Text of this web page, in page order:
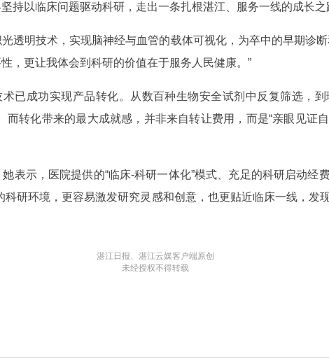
持以临床问题驱动科研，走出一条扎根湛江、服务一线的成长之
透明技术，实现脑神经与血管的载体可视化，为卒中的早期诊
，更让我体会到科研的价值在于服务人民健康。”
已成功实现产品转化。从数百种生物安全试剂中反复筛选，
而转化带来的最大成就感，并非来自转让费用，而是“亲眼见证
表示，医院提供的“临床-科研一体化”模式、充足的科研启动经
科研环境，更容易激发研究灵感和创意，也更贴近临床一线，发
湛江日报、湛江云媒客户端原创
未经授权不得转载